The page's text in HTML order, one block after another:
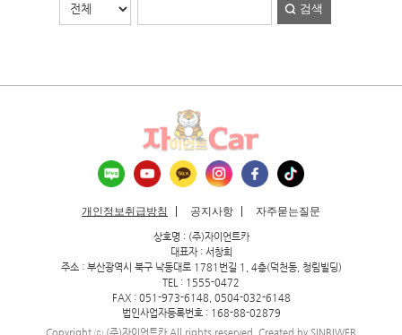
검색
개인정보취급방침 공지사항 자주묻는질문
상호명 : (주)자이언트카
대표자 : 서창희
주소 : 부산광역시 북구 낙동대로 1781번길 1, 4층(덕천동, 청림빌딩)
TEL : 1555-0472
FAX : 051-973-6148, 0504-032-6148
법인사업자등록번호 : 168-88-02879
Copyright ⓒ (주)자이언트카 All rights reserved. Created by SINBIWEB